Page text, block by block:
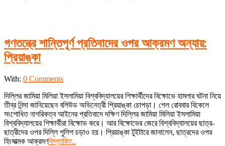
গণতন্ত্রে শান্তিপূর্ণ প্রতিবাদের ওপর আক্রমণ অন্যায়:
প্রিয়াঙ্কা
2019-
20
With: 0 Comments
দিল্লির জামিয়া মিলিয়া ইসলামিয়া বিশ্ববিদ্যালয়ের শিক্ষার্থীদের বিক্ষোভে হামলার ঘটনা নিয়ে
তীব্র নিন্দা জানিয়েছেন বলিউড অভিনেত্রী প্রিয়াঙ্কা চোপড়া। গেল রোববার বিকেলে
সংশোধিত নাগরিকত্ব আইনের প্রতিবাদে দক্ষিণ দিল্লির জামিয়া মিলিয়া ইসলামিয়া
বিশ্ববিদ্যালয়ের শিক্ষার্থীরা বিক্ষোভ করে। আর বিক্ষোভের জেরে বিশ্ববিদ্যালয়ের ছাত্র-
ছাত্রীদের ওপর দিল্লি পুলিশ চড়াও হয়। প্রিয়াঙ্কা টুইটারে জানালেন, ছাত্রদের ওপর
হিংসাত্মক আক্রমণবিস্তারিত..